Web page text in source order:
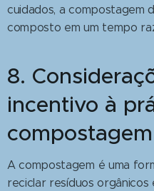
cuidados, a compostagem
composto em um tempo
8.
incentivo à
compostagem
A compostagem é uma
reciclar resíduos